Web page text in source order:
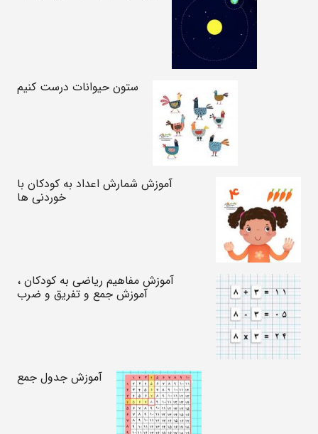
ستون حیوانات درست کنیم
آموزش شمارش اعداد به کودکان با
خوردنی ها
آموزش مفاهیم ریاضی به کودکان ،
آموزش جمع و تفریق و ضرب
آموزش جدول جمع